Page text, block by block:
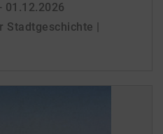
01.12.2026
Stadtgeschichte |